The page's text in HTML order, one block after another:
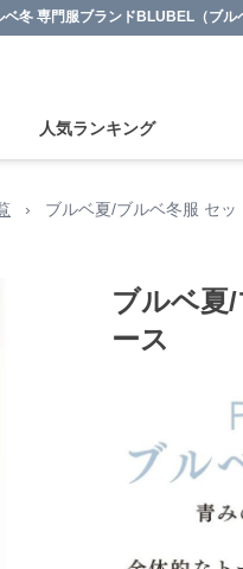
ベ冬 専門服ブランドBLUBEL（ブル
人気ランキング
› ブルベ夏/ブルベ冬服 セッ
ブルベ夏
ース